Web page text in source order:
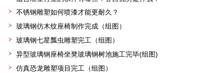
不锈钢雕塑如何喷漆才能更耐久？
玻璃钢仿木纹座椅制作完成（组图）
玻璃钢七星瓢虫雕塑完工（组图）
异型玻璃钢座椅坐凳玻璃钢树池施工完毕(组图)
仿真恐龙雕塑项目完工（组图）